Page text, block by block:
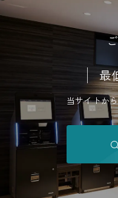
最
当サイトか